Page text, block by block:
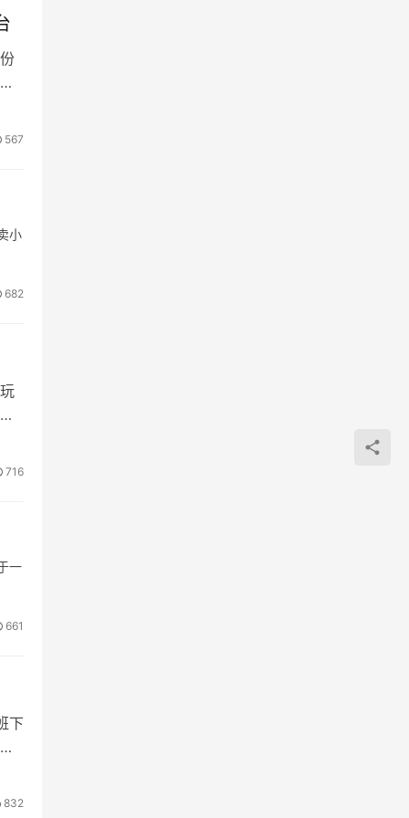
567
小
682
716
一
661
下
832